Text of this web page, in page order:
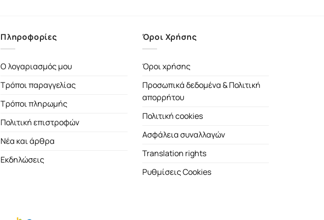
Πληροφορίες
Ο λογαριασμός μου
Τρόποι παραγγελίας
Τρόποι πληρωμής
Πολιτική επιστροφών
Νέα και άρθρα
Εκδηλώσεις
Όροι Χρήσης
Όροι χρήσης
Προσωπικά δεδομένα & Πολιτική
απορρήτου
Πολιτική cookies
Ασφάλεια συναλλαγών
Translation rights
Ρυθμίσεις Cookies